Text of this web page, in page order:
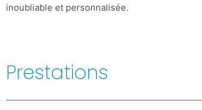
inoubliable et personnalisée.
Prestations